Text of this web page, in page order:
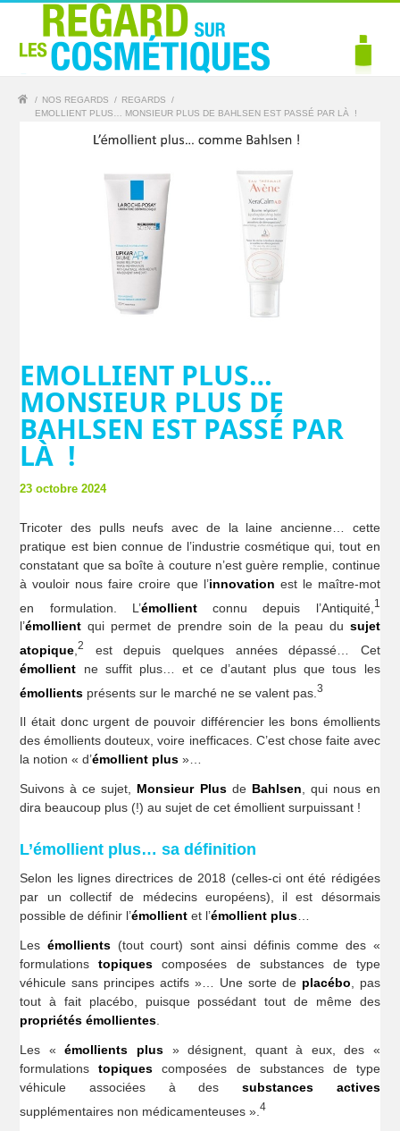
/ NOS REGARDS / REGARDS
/
EMOLLIENT PLUS… MONSIEUR PLUS DE BAHLSEN EST PASSÉ PAR LÀ !
EMOLLIENT PLUS…
MONSIEUR PLUS DE
BAHLSEN EST PASSÉ PAR
LÀ !
23 octobre 2024
Tricoter des pulls neufs avec de la laine ancienne… cette
pratique est bien connue de l’industrie cosmétique qui, tout en
constatant que sa boîte à couture n’est guère remplie, continue
à vouloir nous faire croire que l’innovation est le maître-mot
en formulation. L’émollientconnu depuis l’Antiquité, 1
l’émollient qui permet de prendre soin de la peau du sujet
atopique ,2
est depuis quelques années dépassé… Cet
émollient ne suffit plus… et ce d’autant plus que tous les
émollients présents sur le marché ne se valent pas.3
Il était donc urgent de pouvoir différencier les bons émollients
des émollients douteux, voire inefficaces. C’est chose faite avec
la notion « d’émollient plus »…
Suivons à ce sujet, Monsieur Plusde Bahlsen, qui nous en
dira beaucoup plus (!) au sujet de cet émollient surpuissant !
L’émollient plus… sa définition
Selon les lignes directrices de 2018 (celles-ci ont été rédigées
par un collectif de médecins européens), il est désormais
possible de définir l’émollient et l’émollient plus
Les émollients(tout court) sont ainsi définis comme des «
formulationstopiques composées de substances de type
véhicule sans principes actifs »… Une sorte de placébo , pas
tout à fait placébo, puisque possédant tout de même des
propriétés émollientes
Les «émollients plus» désignent, quant à eux, des «
formulationstopiques composées de substances de type
véhicule associées à des substances actives
supplémentaires non médicamenteuses ».4